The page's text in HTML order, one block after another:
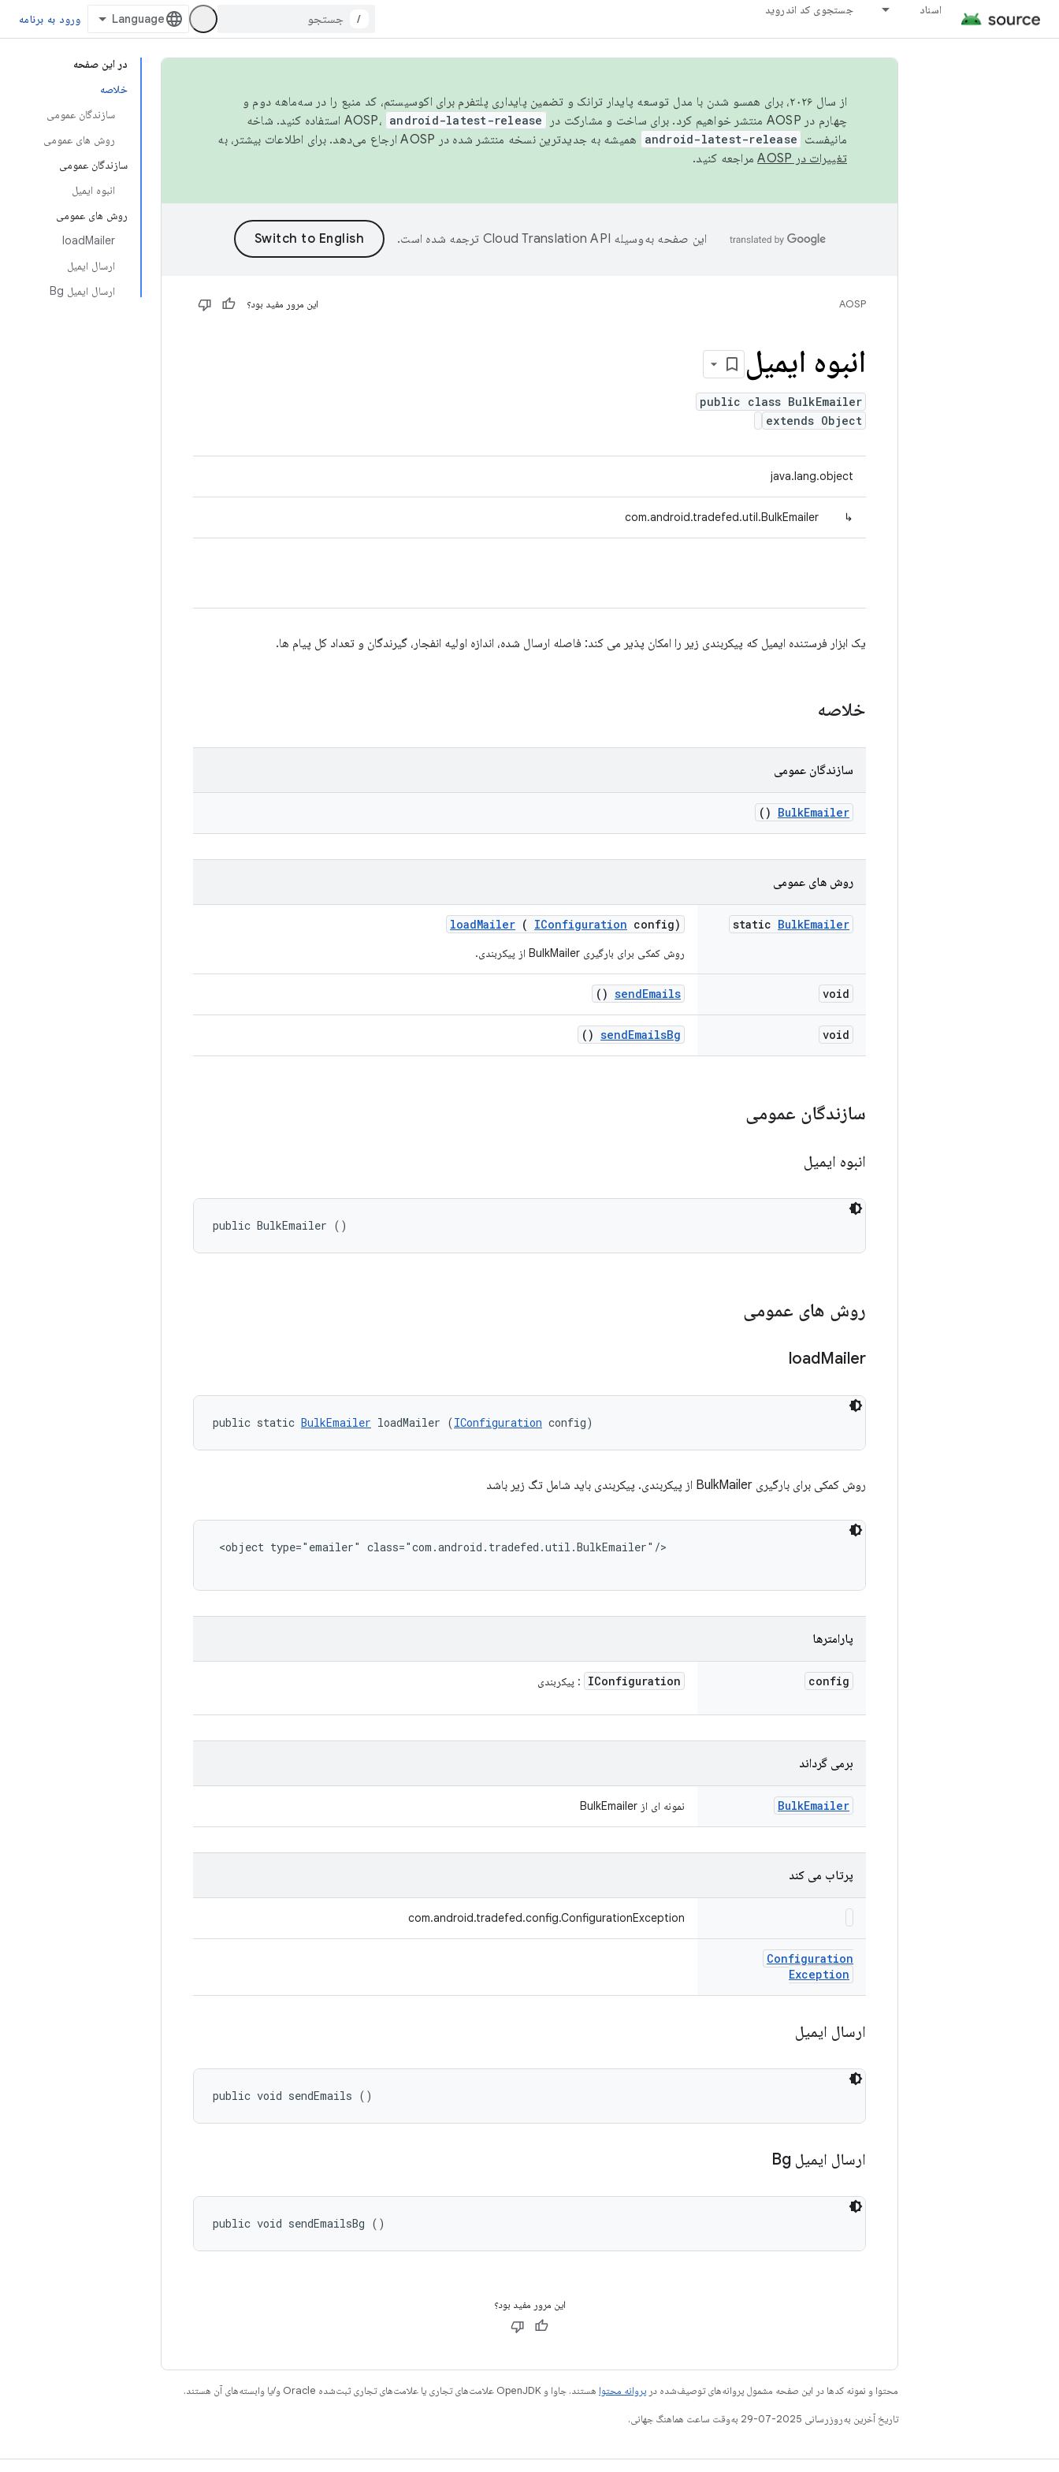
اسناد جستجوی کد اندروید
/ ورود به برنامه
در این صفحه
خلاصه
سازندگان عمومی
روش های عمومی
سازندگان عمومی
انبوه ایمیل
روش های عمومی
loadMailer
ارسال ایمیل
ارسال ایمیل Bg
از سال ۲۰۲۶، برای همسو شدن با مدل توسعه پایدار ترانک و تضمین پایداری پلتفرم برای اکوسیستم، کد منبع را در سه‌ماهه دوم و
چهارم در AOSP منتشر خواهیم کرد. برای ساخت و مشارکت در AOSP،
android-latest-release
استفاده کنید. شاخه
مانیفست android-latest-release
همیشه به جدیدترین نسخه منتشر شده در AOSP ارجاع می‌دهد. برای اطلاعات بیشتر، به
تغییرات در AOSP
مراجعه کنید.
این صفحه به‌وسیله ترجمه شده است.
AOSP این مرور مفید بود؟
انبوه ایمیل
public class BulkEmailer
extends Object
java.lang.object
↳
com.android.tradefed.util.BulkEmailer
یک ابزار فرستنده ایمیل که پیکربندی زیر را امکان پذیر می کند: فاصله ارسال شده، اندازه اولیه انفجار، گیرندگان و تعداد کل پیام ها.
خلاصه
سازندگان عمومی
BulkEmailer
()
روش های عمومی
static BulkEmailer
loadMailer ( IConfiguration config)
روش کمکی برای بارگیری BulkMailer از پیکربندی.
void
sendEmails
()
void
sendEmailsBg
()
سازندگان عمومی
انبوه ایمیل
public BulkEmailer ()
روش های عمومی
loadMailer
public static BulkEmailer loadMailer (IConfiguration config)
روش کمکی برای بارگیری BulkMailer از پیکربندی. پیکربندی باید شامل تگ زیر باشد
<object type="emailer" class="com.android.tradefed.util.BulkEmailer"/>
پارامترها
config
IConfiguration : پیکربندی
برمی گرداند
BulkEmailer نمونه ای از BulkEmailer
پرتاب می کند
com.android.tradefed.config.ConfigurationException
Configuration
Exception
ارسال ایمیل
public void sendEmails ()
ارسال ایمیل Bg
public void sendEmailsBg ()
این مرور مفید بود؟
محتوا و نمونه کدها در این صفحه مشمول پروانه‌های توصیف‌شده در پروانه محتوا هستند. جاوا و OpenJDK علامت‌های تجاری یا علامت‌های تجاری ثبت‌شده Oracle و/یا وابسته‌های آن هستند.
تاریخ آخرین به‌روزرسانی 2025-07-29 به‌وقت ساعت هماهنگ جهانی.